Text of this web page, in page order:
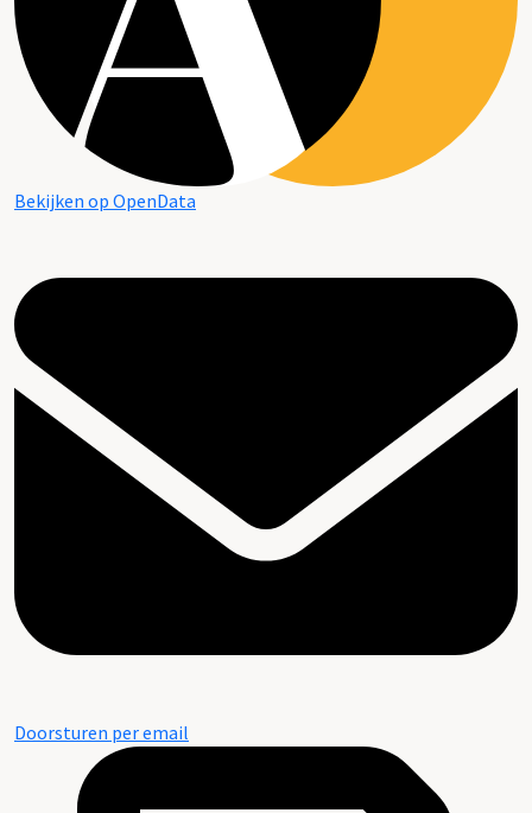
Bekijken op OpenData
Doorsturen per email